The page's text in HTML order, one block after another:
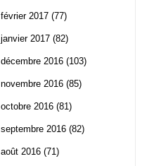
février 2017 (77)
janvier 2017 (82)
décembre 2016 (103)
novembre 2016 (85)
octobre 2016 (81)
septembre 2016 (82)
août 2016 (71)